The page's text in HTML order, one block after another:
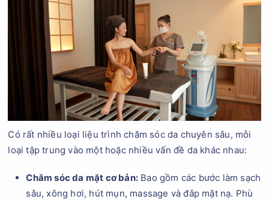
Có rất nhiều loại liệu trình chăm sóc da chuyên sâu, mỗi
loại tập trung vào một hoặc nhiều vấn đề da khác nhau:
Chăm sóc da mặt cơ bản: Bao gồm các bước làm sạch
sâu, xông hơi, hút mụn, massage và đắp mặt nạ. Phù